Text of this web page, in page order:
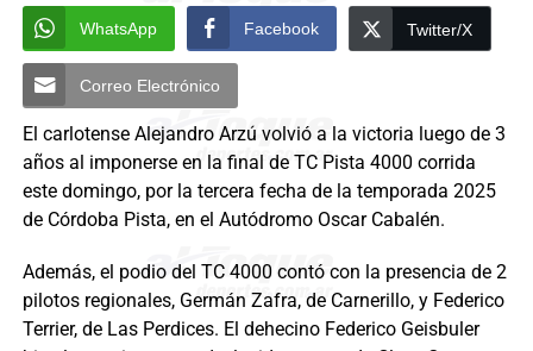
WhatsApp Facebook Twitter/X
Correo Electrónico
El carlotense Alejandro Arzú volvió a la victoria luego de 3
años al imponerse en la final de TC Pista 4000 corrida
este domingo, por la tercera fecha de la temporada 2025
de Córdoba Pista, en el Autódromo Oscar Cabalén.
Además, el podio del TC 4000 contó con la presencia de 2
pilotos regionales, Germán Zafra, de Carnerillo, y Federico
Terrier, de Las Perdices. El dehecino Federico Geisbuler